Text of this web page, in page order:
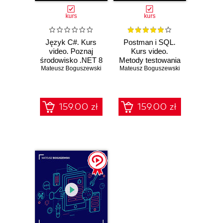
kurs
Język C#. Kurs
video. Poznaj
środowisko .NET 8
Mateusz Boguszewski
159.00 zł
kurs
Postman i SQL.
Kurs video.
Metody testowania
REST API i
Mateusz Boguszewski
159.00 zł